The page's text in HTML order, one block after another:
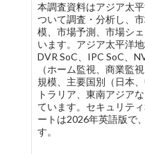
本調査資料はアジア太
ついて調査・分析し、
模、市場予測、市場シ
います。アジア太平洋
DVR SoC、IPC SoC、
（ホーム監視、商業監
規模、主要国別（日本
トラリア、東南アジア
ています。セキュリテ
ートは2026年英語版で
す。